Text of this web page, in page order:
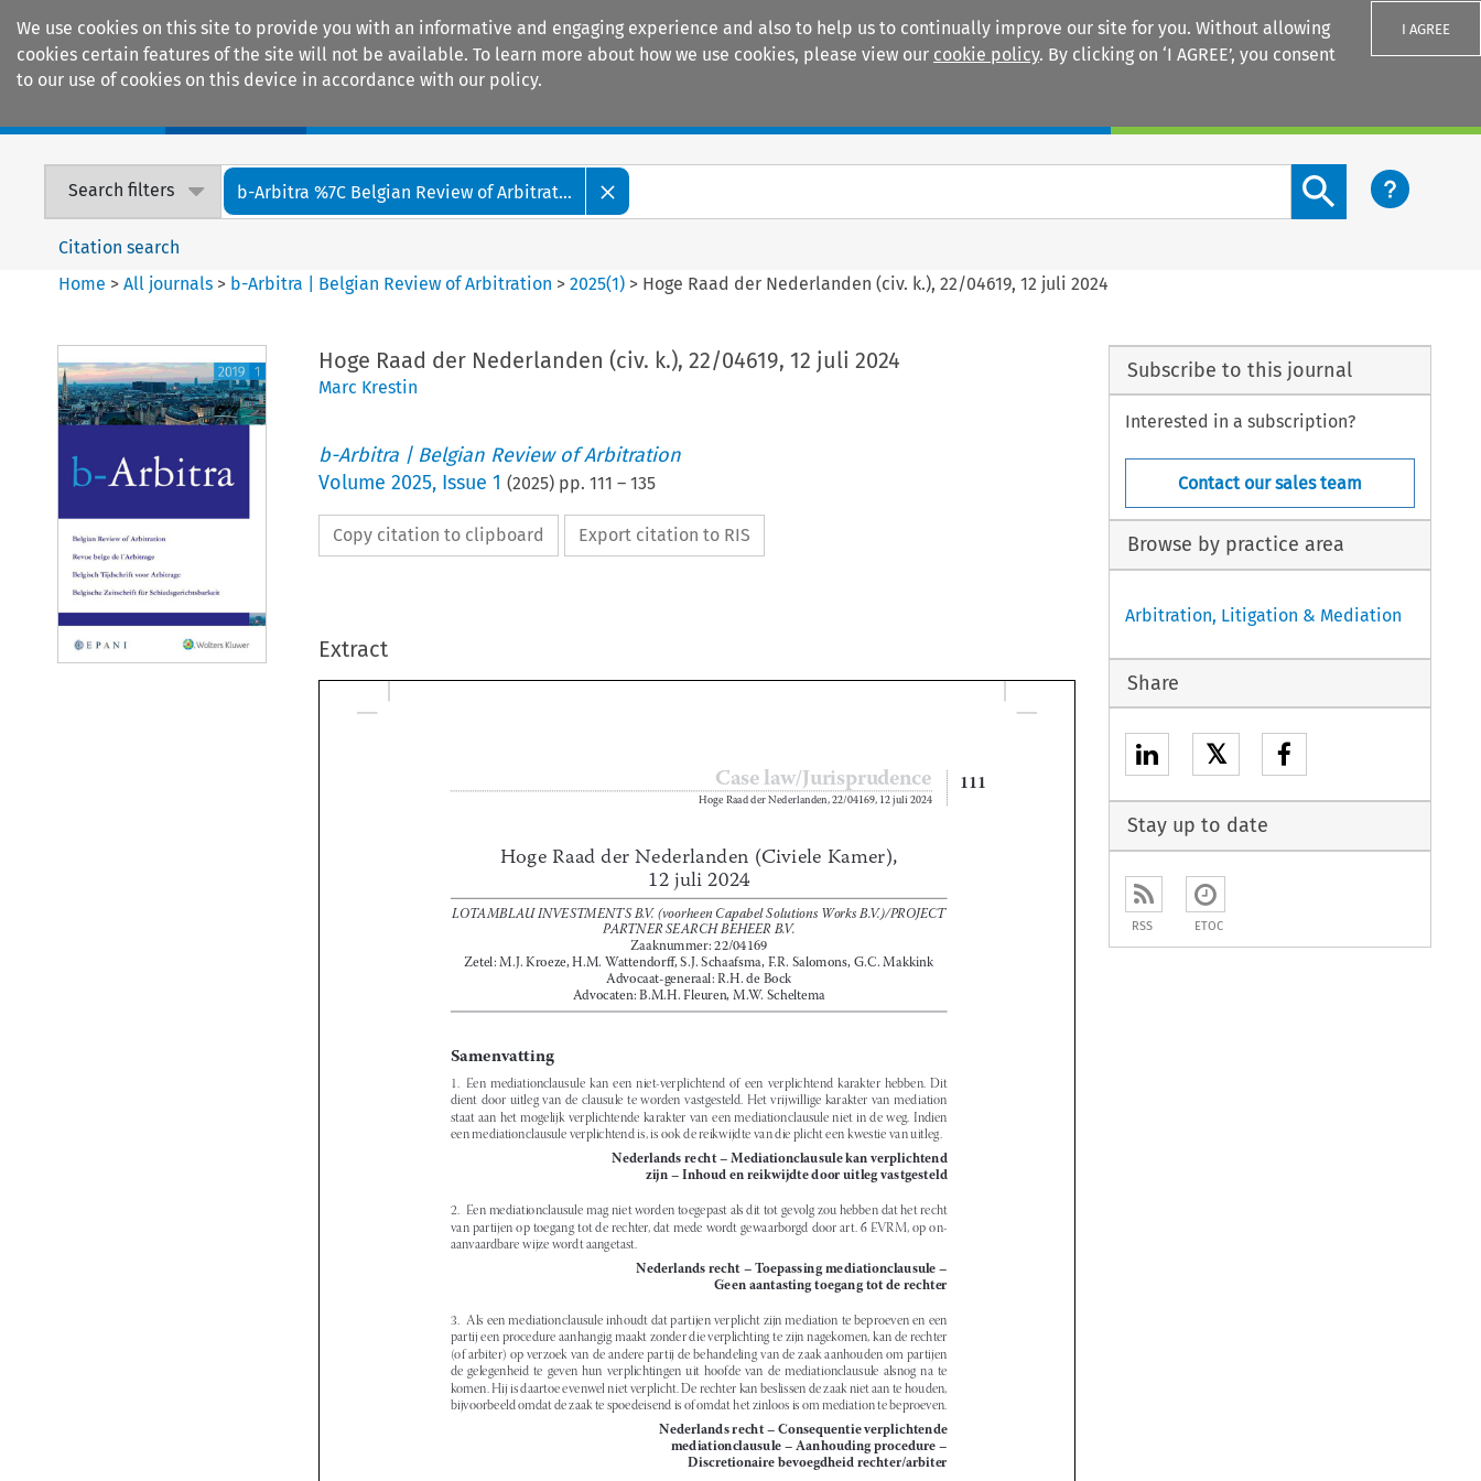
We use cookies on this site to provide you with an informative and engaging experience and also to help us to continually improve our site for you. Without allowing
cookies certain features of the site will not be available. To learn more about how we use cookies, please view our cookie policy. By clicking on ‘I AGREE’, you consent
to our use of cookies on this device in accordance with our policy.
I AGREE
Search filters b-Arbitra %7C Belgian Review of Arbitrat...
Search content button
Citation search
Home >All journals > b-Arbitra | Belgian Review of Arbitration >2025(1) > Hoge Raad der Nederlanden (civ. k.), 22/04619, 12 juli 2024
Hoge Raad der Nederlanden (civ. k.), 22/04619, 12 juli 2024
Marc Krestin
b-Arbitra | Belgian Review of Arbitration
Volume 2025, Issue 1 (2025) pp. 111 – 135
Copy citation to clipboard Export citation to RIS
Extract







     
 
  

 












Case law/Jurisprudence
Hoge Raad der Nederlanden, 22/04169, 12 juli 2024
Hoge Raad der Nederlanden (Civiele Kamer),
12 juli 2024
LOTAMBLAU INVESTMENTS B.V. (voorheen Capabel Solutions Works B.V.)/PROJECT
PARTNER SEARCH BEHEER B.V.
Zaaknummer: 22/04169
.J . Kroeze, H .M . Wattendorff, S .J . Schaafsma, F .R . Salomons, G
Advocaat-generaal: R .H . de Bock
Samenvatting
1.   Een  mediationclausule  kan  een  niet-verplichtend  of  een  verplichtend  karakter  hebben.  Dit
dient  door  uitleg  van  de  clausule  te  worden  vastgesteld.  Het  vrijwillige  karakter  van  mediation
staat  aan  het  mogelijk  verplichtende  karakter  van  een  mediationclausule  niet  in  de  weg.  Indien
een mediationclausule verplichtend is, is ook de reikwijdte van die plicht een kwestie van uitleg.
Nederlands recht – Mediationclausule kan verplichtend
zijn – Inhoud en reikwijdte door uitleg vastgesteld
2.  Een mediationclausule mag niet worden toegepast als dit tot gevolg zou hebben dat het recht
van partijen op toegang tot de rechter, dat mede wordt gewaarborgd door art. 6 EVRM, op on-
aanvaardbare wijze wordt aangetast.
Geen aantasting toegang tot de rechter
3.  Als een mediationclausule inhoudt dat partijen verplicht zijn mediation te beproeven en een
(of arbiter) op verzoek van de andere partij de behandeling van de zaak aanhouden om partijen
de  gelegenheid  te  geven  hun  verplichtingen  uit  hoofde  van  de  mediationclausule  alsnog  na  te
komen. Hij is daartoe evenwel niet verplicht. De rechter kan beslissen de zaak niet aan te houden,
bijvoorbeeld omdat de zaak te spoedeisend is of omdat het zinloos is om mediation te beproeven.
Nederlands recht – Consequentie verplichtende
mediationclausule – Aanhouding procedure –
Discretionaire bevoegdheid rechter/arbiter
1.   A  mediation  clause  may  have  either  a  non-binding  or  binding  character.  This  must  be  de-
termined  by  interpreting  the  clause.  The  voluntary  nature  of  mediation  does  not  preclude  a
Subscribe to this journal
Interested in a subscription?
Contact our sales team
Browse by practice area
Arbitration, Litigation & Mediation
Share
𝕏
Stay up to date
RSS ETOC